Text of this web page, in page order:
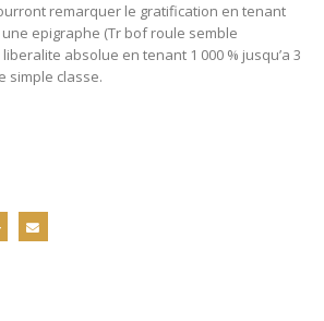
remarquer le gratification en tenant
epigraphe (Tr bof roule semble
absolue en tenant 1 000 % jusqu’a 3
simple classe.